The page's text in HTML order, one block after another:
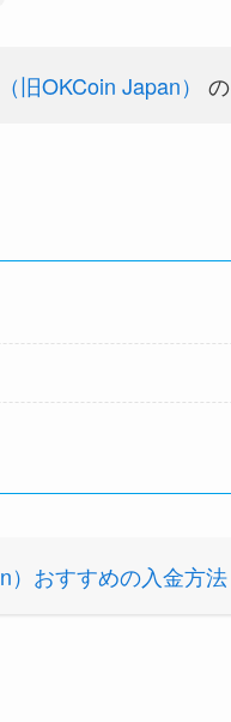
旧OKCoin Japan）
）おすすめの入金方法